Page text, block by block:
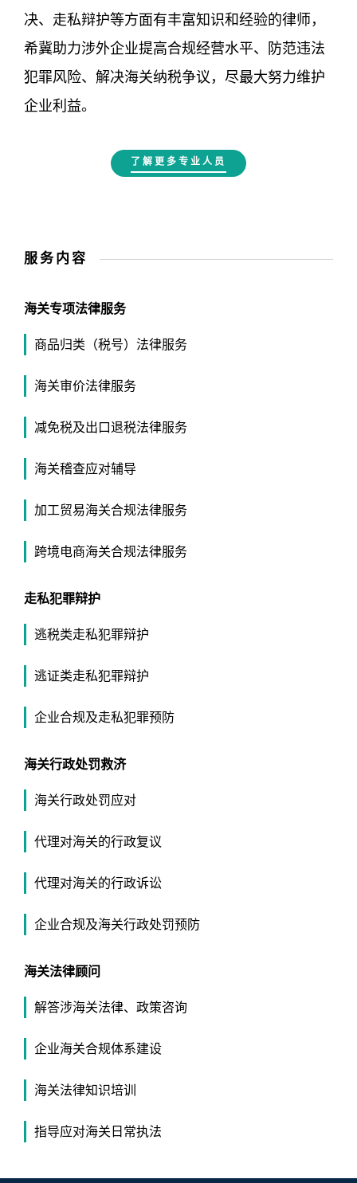
决、走私辩护等方面有丰富知识和经验的律师，
希冀助力涉外企业提高合规经营水平、防范违法
犯罪风险、解决海关纳税争议，尽最大努力维护
企业利益。
了解更多专业人员
服务内容
海关专项法律服务
商品归类（税号）法律服务
海关审价法律服务
减免税及出口退税法律服务
海关稽查应对辅导
加工贸易海关合规法律服务
跨境电商海关合规法律服务
走私犯罪辩护
逃税类走私犯罪辩护
逃证类走私犯罪辩护
企业合规及走私犯罪预防
海关行政处罚救济
海关行政处罚应对
代理对海关的行政复议
代理对海关的行政诉讼
企业合规及海关行政处罚预防
海关法律顾问
解答涉海关法律、政策咨询
企业海关合规体系建设
海关法律知识培训
指导应对海关日常执法